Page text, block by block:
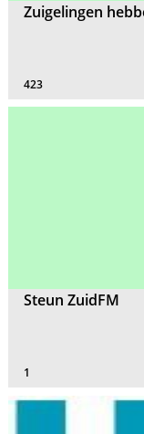
Zuigelingen
423
Steun ZuidFM
1